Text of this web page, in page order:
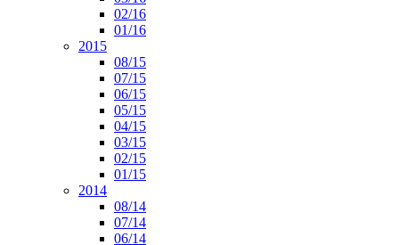
02/16
01/16
2015
08/15
07/15
06/15
05/15
04/15
03/15
02/15
01/15
2014
08/14
07/14
06/14